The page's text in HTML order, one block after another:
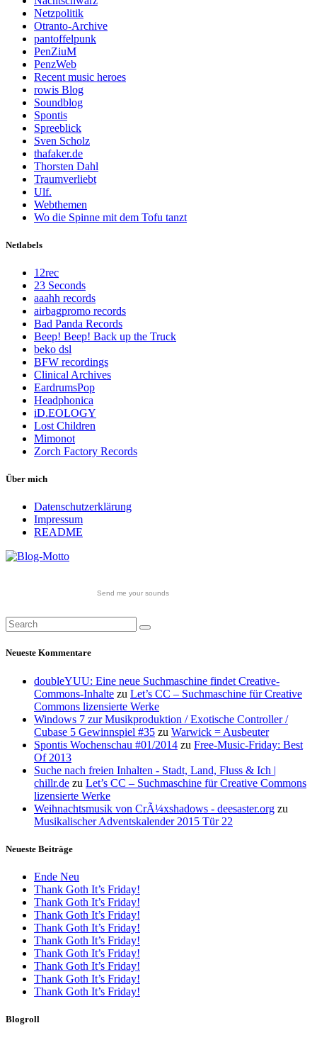
Netzpolitik
Otranto-Archive
pantoffelpunk
PenZiuM
PenzWeb
Recent music heroes
rowis Blog
Soundblog
Spontis
Spreeblick
Sven Scholz
thafaker.de
Thorsten Dahl
Traumverliebt
Ulf.
Webthemen
Wo die Spinne mit dem Tofu tanzt
Netlabels
12rec
23 Seconds
aaahh records
airbagpromo records
Bad Panda Records
Beep! Beep! Back up the Truck
beko dsl
BFW recordings
Clinical Archives
EardrumsPop
Headphonica
iD.EOLOGY
Lost Children
Mimonot
Zorch Factory Records
Über mich
Datenschutzerklärung
Impressum
README
Send me your sounds
Neueste Kommentare
doubleYUU: Eine neue Suchmaschine findet Creative-
Commons-Inhalte zu Let’s CC – Suchmaschine für Creative
Commons lizensierte Werke
Windows 7 zur Musikproduktion / Exotische Controller /
Cubase 5 Gewinnspiel #35 zu Warwick = Ausbeuter
Spontis Wochenschau #01/2014 zu Free-Music-Friday: Best
Of 2013
Suche nach freien Inhalten - Stadt, Land, Fluss & Ich |
chillr.de zu Let’s CC – Suchmaschine für Creative Commons
lizensierte Werke
Weihnachtsmusik von CrÃ¼xshadows - deesaster.org zu
Musikalischer Adventskalender 2015 Tür 22
Neueste Beiträge
Ende Neu
Thank Goth It’s Friday!
Thank Goth It’s Friday!
Thank Goth It’s Friday!
Thank Goth It’s Friday!
Thank Goth It’s Friday!
Thank Goth It’s Friday!
Thank Goth It’s Friday!
Thank Goth It’s Friday!
Thank Goth It’s Friday!
Blogroll